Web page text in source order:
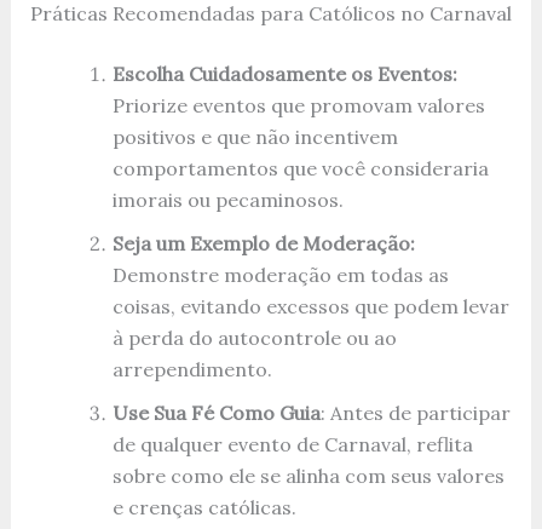
Práticas Recomendadas para Católicos no Carnaval
Escolha Cuidadosamente os Eventos:
Priorize eventos que promovam valores
positivos e que não incentivem
comportamentos que você consideraria
imorais ou pecaminosos.
Seja um Exemplo de Moderação:
Demonstre moderação em todas as
coisas, evitando excessos que podem levar
à perda do autocontrole ou ao
arrependimento.
Use Sua Fé Como Guia: Antes de participar
de qualquer evento de Carnaval, reflita
sobre como ele se alinha com seus valores
e crenças católicas.